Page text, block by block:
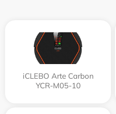
iCLEBO Arte Carbon
YCR-M05-10